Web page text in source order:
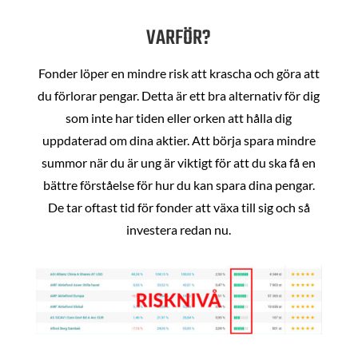
VARFÖR?
Fonder löper en mindre risk att krascha och göra att
du förlorar pengar. Detta är ett bra alternativ för dig
som inte har tiden eller orken att hålla dig
uppdaterad om dina aktier. Att börja spara mindre
summor när du är ung är viktigt för att du ska få en
bättre förståelse för hur du kan spara dina pengar.
De tar oftast tid för fonder att växa till sig och så
investera redan nu.